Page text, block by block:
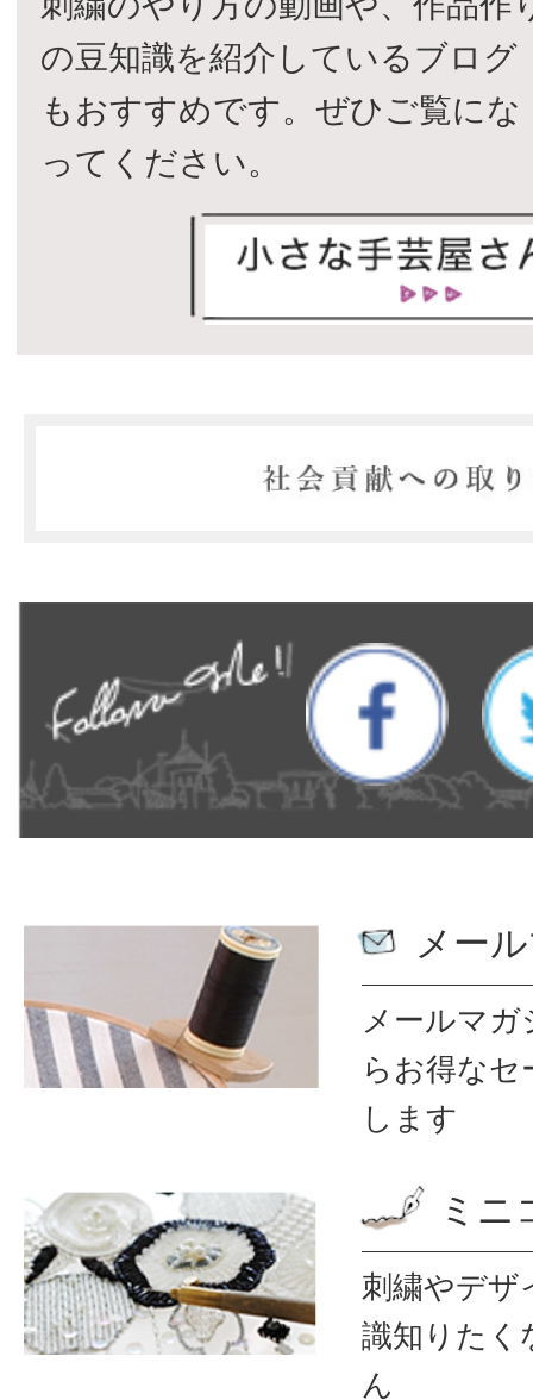
の豆知識を紹介しているブログ
もおすすめです。ぜひご覧にな
ってください。
メー
メールマ
ら お得なセ
します
ミニ
刺繍やデザ
識知りたく
ん